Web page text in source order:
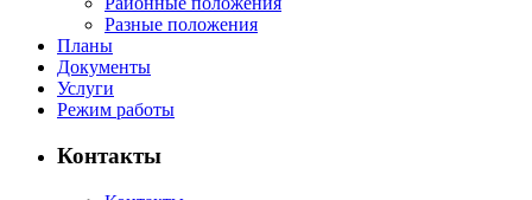
Разные положения
Планы
Документы
Услуги
Режим работы
Контакты